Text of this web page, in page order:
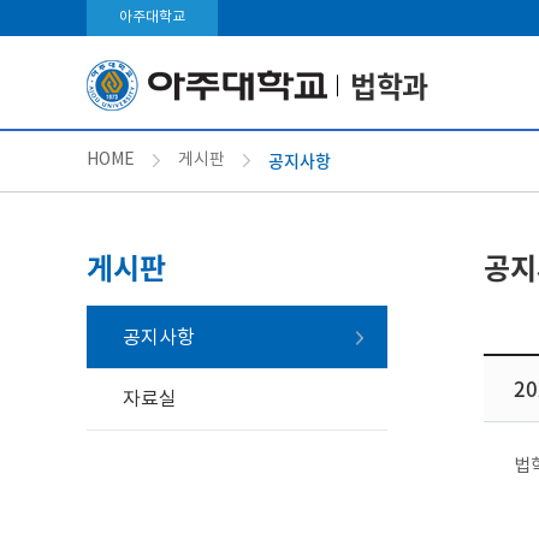
아주대학교
법학과
HOME 게시판 공지사항
게시판
공지사항
자료실
공
법